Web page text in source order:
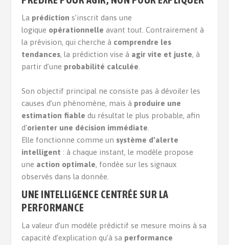
La prédiction s’inscrit dans une
logique opérationnelle avant tout. Contrairement à
la prévision, qui cherche à comprendre les
tendances, la prédiction vise à agir vite et juste, à
partir d’une probabilité calculée
Son objectif principal ne consiste pas à dévoiler les
causes d’un phénomène, mais à produire une
estimation fiable du résultat le plus probable, afin
d’orienter une décision immédiate
Elle fonctionne comme un système d’alerte
intelligent : à chaque instant, le modèle propose
une action optimale, fondée sur les signaux
observés dans la donnée.
UNE INTELLIGENCE CENTRÉE SUR LA
PERFORMANCE
La valeur d’un modèle prédictif se mesure moins à sa
capacité d’explication qu’à sa performance